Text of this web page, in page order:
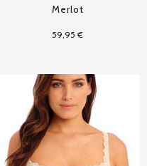
Merlot
59,95€
70,00 €